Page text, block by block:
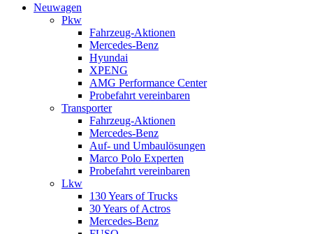
Neuwagen
Pkw
Fahrzeug-Aktionen
Mercedes-Benz
Hyundai
XPENG
AMG Performance Center
Probefahrt vereinbaren
Transporter
Fahrzeug-Aktionen
Mercedes-Benz
Auf- und Umbaulösungen
Marco Polo Experten
Probefahrt vereinbaren
Lkw
130 Years of Trucks
30 Years of Actros
Mercedes-Benz